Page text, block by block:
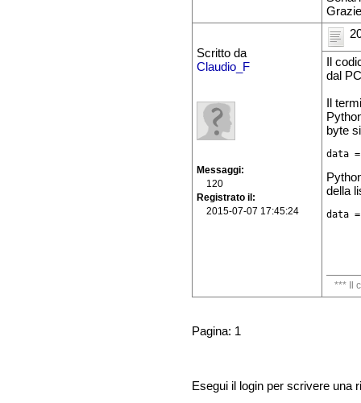
Grazie
Scritto da
Claudio_F
Messaggi
120
Registrato il
2015-07-07 17:45:24
Il
dal
Il
byte
data
della
data
*** Il
Pagina: 1
Esegui il login per scrivere una